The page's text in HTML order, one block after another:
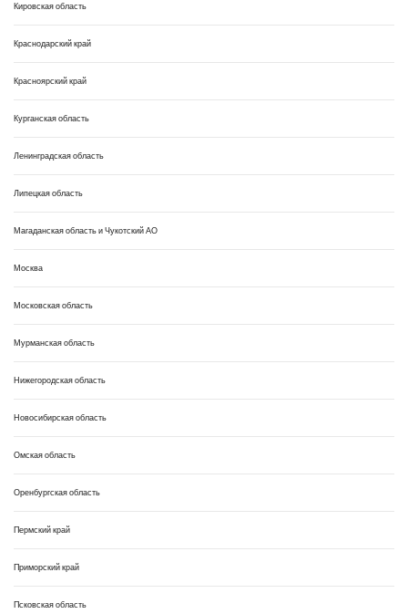
Кировская область
Краснодарский край
Красноярский край
Курганская область
Ленинградская область
Липецкая область
Магаданская область и Чукотский АО
Москва
Московская область
Мурманская область
Нижегородская область
Новосибирская область
Омская область
Оренбургская область
Пермский край
Приморский край
Псковская область